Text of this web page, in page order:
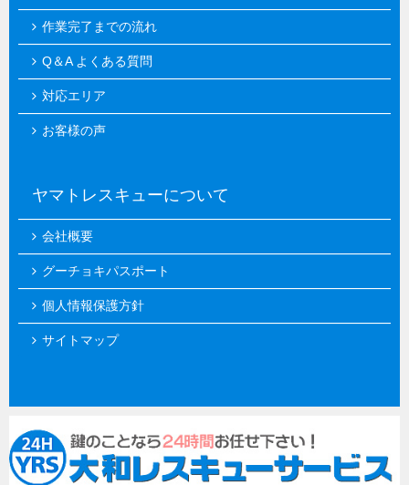
作業完了までの流れ
Q＆A よくある質問
対応エリア
お客様の声
ヤマトレスキューについて
会社概要
グーチョキパスポート
個人情報保護方針
サイトマップ